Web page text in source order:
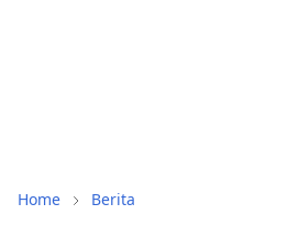
Home Berita